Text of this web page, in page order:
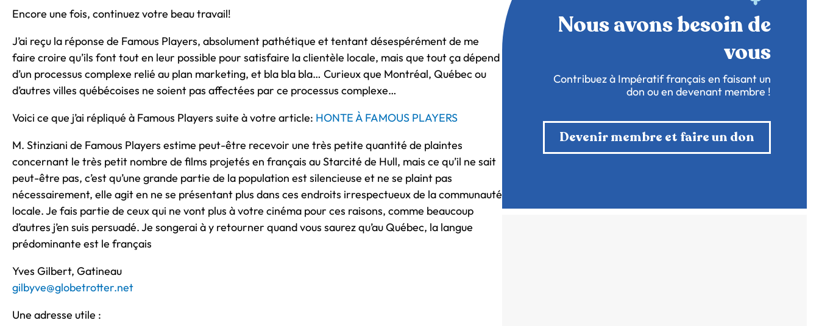
Encore une fois, continuez votre beau travail!
J’ai reçu la réponse de Famous Players, absolument pathétique et tentant désespérément de me
faire croire qu’ils font tout en leur possible pour satisfaire la clientèle locale, mais que tout ça dépend
d’un processus complexe relié au plan marketing, et bla bla bla… Curieux que Montréal, Québec ou
d’autres villes québécoises ne soient pas affectées par ce processus complexe…
Voici ce que j’ai répliqué à Famous Players suite à votre article: HONTE À FAMOUS PLAYERS
M. Stinziani de Famous Players estime peut-être recevoir une très petite quantité de plaintes
concernant le très petit nombre de films projetés en français au Starcité de Hull, mais ce qu’il ne sait
peut-être pas, c’est qu’une grande partie de la population est silencieuse et ne se plaint pas
nécessairement, elle agit en ne se présentant plus dans ces endroits irrespectueux de la communauté
locale. Je fais partie de ceux qui ne vont plus à votre cinéma pour ces raisons, comme beaucoup
d’autres j’en suis persuadé. Je songerai à y retourner quand vous saurez qu’au Québec, la langue
prédominante est le français
Yves Gilbert, Gatineau
gilbyve@globetrotter.net
Une adresse utile :
Nous avons besoin de
vous
Contribuez à Impératif français en faisant un
don ou en devenant membre !
Devenir membre et faire un don